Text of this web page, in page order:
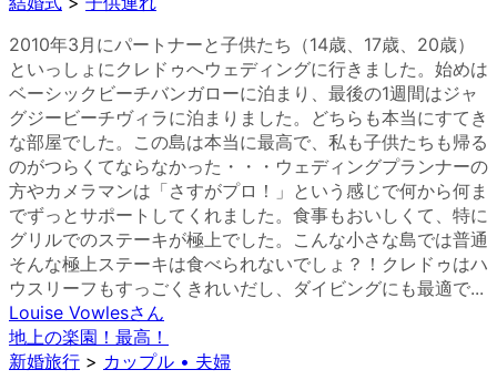
2010年3月にパートナーと子供たち（14歳、17歳、20歳）
といっしょにクレドゥへウェディングに行きました。始めは
ベーシックビーチバンガローに泊まり、最後の1週間はジャ
グジービーチヴィラに泊まりました。どちらも本当にすてき
な部屋でした。この島は本当に最高で、私も子供たちも帰る
のがつらくてならなかった・・・ウェディングプランナーの
方やカメラマンは「さすがプロ！」という感じで何から何ま
でずっとサポートしてくれました。食事もおいしくて、特に
グリルでのステーキが極上でした。こんな小さな島では普通
そんな極上ステーキは食べられないでしょ？！クレドゥはハ
ウスリーフもすっごくきれいだし、ダイビングにも最適で...
Louise Vowlesさん
地上の楽園！最高！
新婚旅行 > カップル • 夫婦